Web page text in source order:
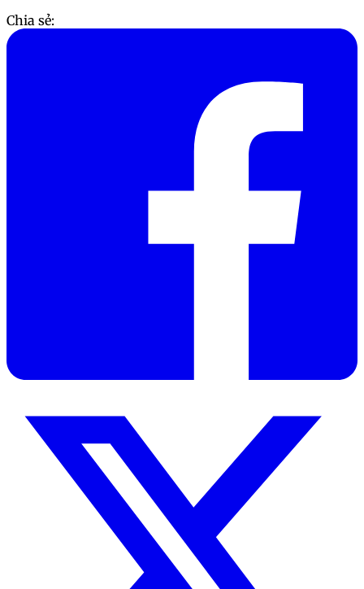
Chia sẻ: